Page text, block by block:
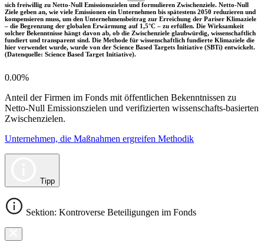
sich freiwillig zu Netto-Null Emissionszielen und formulieren Zwischenziele. Netto-Null
Ziele geben an, wie viele Emissionen ein Unternehmen bis spätestens 2050 reduzieren und
kompensieren muss, um den Unternehmensbeitrag zur Erreichung der Pariser Klimaziele
– die Begrenzung der globalen Erwärmung auf 1,5°C – zu erfüllen. Die Wirksamkeit
solcher Bekenntnisse hängt davon ab, ob die Zwischenziele glaubwürdig, wissenschaftlich
fundiert und transparent sind. Die Methode für wissenschaftlich fundierte Klimaziele die
hier verwendet wurde, wurde von der Science Based Targets Initiative (SBTi) entwickelt.
(Datenquelle: Science Based Target Initiative).
0.00%
Anteil der Firmen im Fonds mit öffentlichen Bekenntnissen zu
Netto-Null Emissionszielen und verifizierten wissenschafts-basierten
Zwischenzielen.
Unternehmen, die Maßnahmen ergreifen Methodik
Tipp
Sektion: Kontroverse Beteiligungen im Fonds